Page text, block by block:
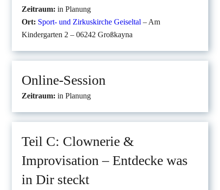
Zeitraum: in Planung
Ort: Sport- und Zirkuskirche Geiseltal – Am
Kindergarten 2 – 06242 Großkayna
Online-Session
Zeitraum: in Planung
Teil C: Clownerie &
Improvisation – Entdecke was
in Dir steckt